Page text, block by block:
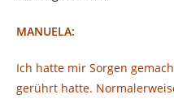
MANUELA:
Ich hatte mir Sorgen
gerührt hatte.